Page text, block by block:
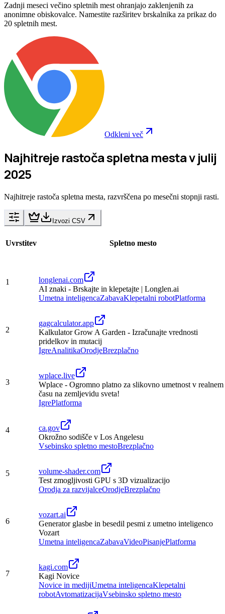
Zadnji meseci večino spletnih mest ohranjajo zaklenjenih za
anonimne obiskovalce. Namestite razširitev brskalnika za prikaz do
20 spletnih mest.
Odkleni več
Najhitreje rastoča spletna mesta v julij
2025
Najhitreje rastoča spletna mesta, razvrščena po mesečni stopnji rasti.
Izvozi CSV
Uvrstitev Spletno mesto
1
longlenai.com
AI znaki - Brskajte in klepetajte | Longlen.ai
Umetna inteligencaZabavaKlepetalni robotPlatforma
2
gagcalculator.app
Kalkulator Grow A Garden - Izračunajte vrednosti
pridelkov in mutacij
IgreAnalitikaOrodjeBrezplačno
3
wplace.live
Wplace - Ogromno platno za slikovno umetnost v realnem
času na zemljevidu sveta!
IgrePlatforma
4
ca.gov
Okrožno sodišče v Los Angelesu
Vsebinsko spletno mestoBrezplačno
5
volume-shader.com
Test zmogljivosti GPU s 3D vizualizacijo
Orodja za razvijalceOrodjeBrezplačno
6
vozart.ai
Generator glasbe in besedil pesmi z umetno inteligenco
Vozart
Umetna inteligencaZabavaVideoPisanjePlatforma
7
kagi.com
Kagi Novice
Novice in medijiUmetna inteligencaKlepetalni
robotAvtomatizacijaVsebinsko spletno mesto